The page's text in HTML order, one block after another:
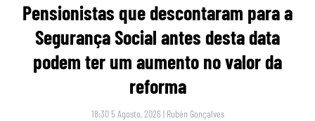
Pensionistas que descontaram para a
Segurança Social antes desta data
podem ter um aumento no valor da
reforma
18:30 5 Agosto, 2026 | Rubén Gonçalves